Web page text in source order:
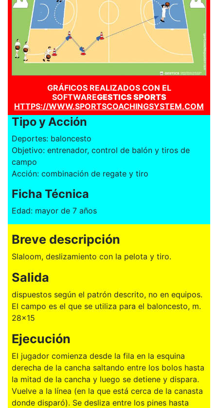
GRÁFICOS REALIZADOS CON EL
SOFTWAREGESTICS SPORTS
HTTPS://WWW.SPORTSCOACHINGSYSTEM.COM
Tipo y Acción
Deportes: baloncesto
Objetivo: entrenador, control de balón y tiros de
campo
Acción: combinación de regate y tiro
Ficha Técnica
Edad: mayor de 7 años
Breve descripción
Slaloom, deslizamiento con la pelota y tiro.
Salida
dispuestos según el patrón descrito, no en equipos.
El campo es el que se utiliza para el baloncesto, m.
28x15
Ejecución
El jugador comienza desde la fila en la esquina
derecha de la cancha saltando entre los bolos hasta
la mitad de la cancha y luego se detiene y dispara.
Vuelve a la línea (en la que está cerca de la canasta
donde disparó). Se desliza entre los pines hasta